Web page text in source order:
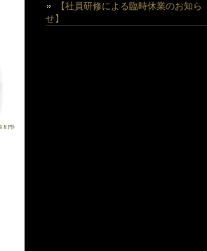
【社員研修による臨時休業のお知ら
せ】